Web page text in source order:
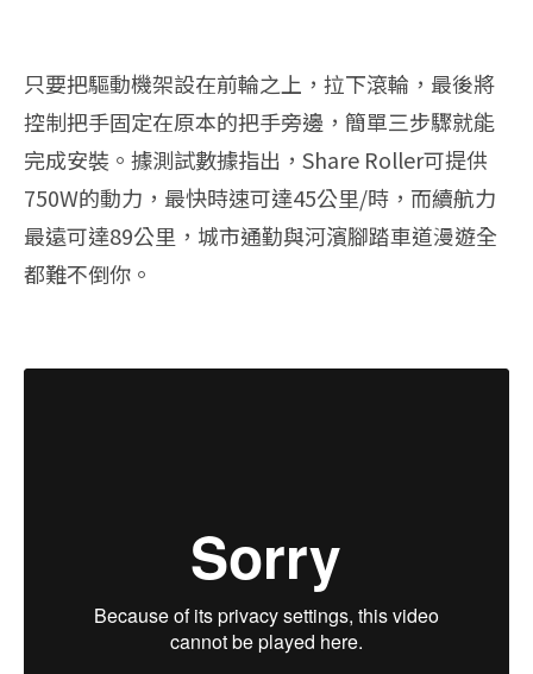
只要把驅動機架設在前輪之上，拉下滾輪，最後將
控制把手固定在原本的把手旁邊，簡單三步驟就能
完成安裝。據測試數據指出，Share Roller可提供
750W的動力，最快時速可達45公里/時，而續航力
最遠可達89公里，城市通勤與河濱腳踏車道漫遊全
都難不倒你。